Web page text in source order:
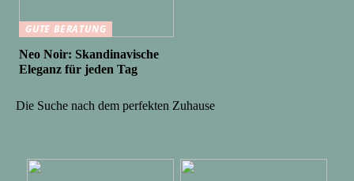
GUTE BERATUNG
Neo Noir: Skandinavische
Eleganz für jeden Tag
Die Suche nach dem perfekten Zuhause